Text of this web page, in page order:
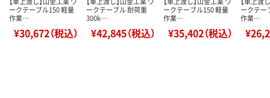
ークテーブル150 軽量
作業…
¥30,672（税込）
ークテーブル 耐荷重
300k…
¥42,845（税込）
ークテーブル150 軽量
作業…
¥35,402（税込）
ークテー
作業…